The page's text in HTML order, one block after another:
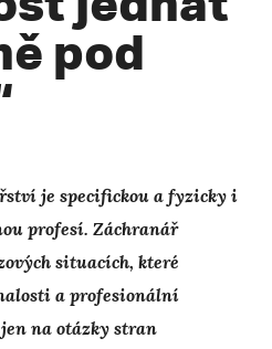
pod
je specifickou a fyzicky i
profesí. Záchranář
situacích, které
a profesionální
na otázky stran